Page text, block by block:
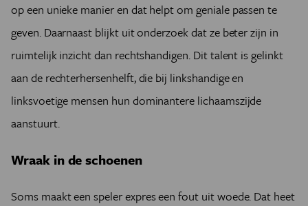
op een unieke manier en dat helpt om geniale passen te
geven. Daarnaast blijkt uit onderzoek dat ze beter zijn in
ruimtelijk inzicht dan rechtshandigen. Dit talent is gelinkt
aan de rechterhersenhelft, die bij linkshandige en
linksvoetige mensen hun dominantere lichaamszijde
aanstuurt.
Wraak in de schoenen
Soms maakt een speler expres een fout uit woede. Dat heet